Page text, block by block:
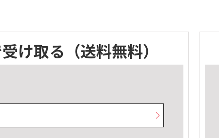
け取る （送料無料）